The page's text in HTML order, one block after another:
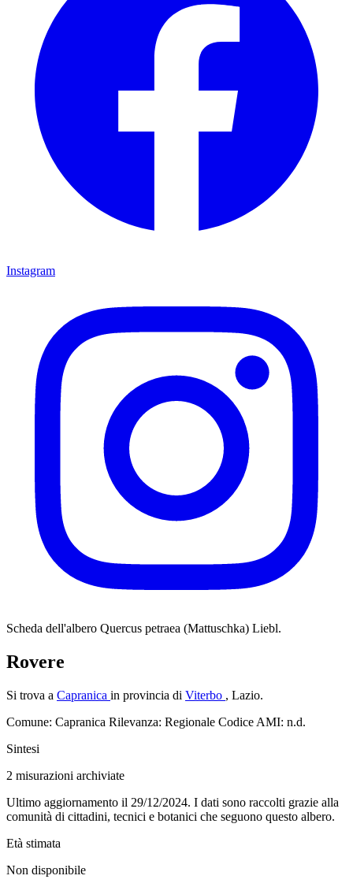
Instagram
Scheda dell'albero Quercus petraea (Mattuschka) Liebl.
Rovere
Si trova a Capranica in provincia di Viterbo , Lazio.
Comune: Capranica Rilevanza: Regionale Codice AMI: n.d.
Sintesi
2 misurazioni archiviate
Ultimo aggiornamento il 29/12/2024. I dati sono raccolti grazie alla
comunità di cittadini, tecnici e botanici che seguono questo albero.
Età stimata
Non disponibile